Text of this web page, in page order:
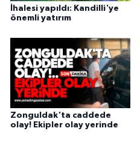
İhalesi yapıldı: Kandilli'ye
önemli yatırım
Zonguldak'ta caddede
olay! Ekipler olay yerinde